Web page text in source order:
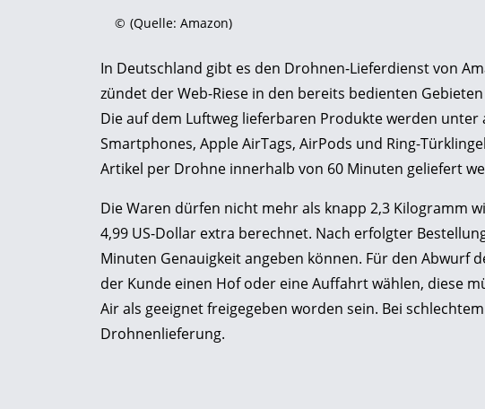
© (Quelle: Amazon)
In Deutschland gibt es den Drohnen-Lieferdienst von
zündet der Web-Riese in den bereits bedienten
Die auf dem Luftweg lieferbaren Produkte werden unter
Smartphones, Apple AirTags, AirPods und Ring-
Artikel per Drohne innerhalb von 60 Minuten geliefert
Die Waren dürfen nicht mehr als knapp 2,3 Kilogramm
4,99 US-Dollar extra berechnet. Nach erfolgter
Minuten Genauigkeit angeben können. Für den Abwurf
der Kunde einen Hof oder eine Auffahrt wählen, diese
Air als geeignet freigegeben worden sein. Bei
Drohnenlieferung.